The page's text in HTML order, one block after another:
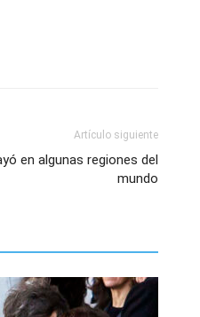
Artículo siguiente
en algunas regiones del
mundo